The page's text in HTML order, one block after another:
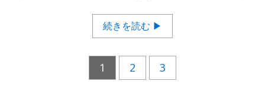
続きを読む ▶
1 2 3